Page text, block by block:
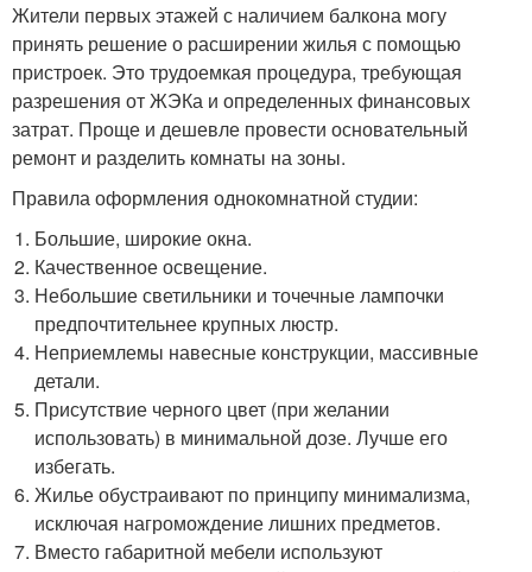
Жители первых этажей с наличием балкона могу
принять решение о расширении жилья с помощью
пристроек. Это трудоемкая процедура, требующая
разрешения от ЖЭКа и определенных финансовых
затрат. Проще и дешевле провести основательный
ремонт и разделить комнаты на зоны.
Правила оформления однокомнатной студии:
Большие, широкие окна.
Качественное освещение.
Небольшие светильники и точечные лампочки
предпочтительнее крупных люстр.
Неприемлемы навесные конструкции, массивные
детали.
Присутствие черного цвет (при желании
использовать) в минимальной дозе. Лучше его
избегать.
Жилье обустраивают по принципу минимализма,
исключая нагромождение лишних предметов.
Вместо габаритной мебели используют